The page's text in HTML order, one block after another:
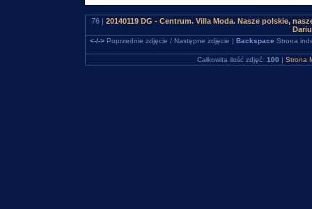
76 | 20140119 DG - Centrum. Villa Moda. Nasze polskie,
<-/->Poprzednie zdjęcie / Następne zdjęcie | Backspace Strona
Całkowita ilość zdjęć: 100 | Strona